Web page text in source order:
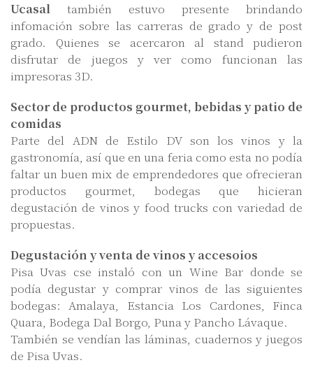
Ucasal también estuvo presente brindando
infomación sobre las carreras de grado y de post
grado. Quienes se acercaron al stand pudieron
disfrutar de juegos y ver como funcionan las
impresoras 3D.
Sector de productos gourmet, bebidas y patio de
comidas
Parte del ADN de Estilo DV son los vinos y la
gastronomía, así que en una feria como esta no podía
faltar un buen mix de emprendedores que ofrecieran
productos gourmet, bodegas que hicieran
degustación de vinos y food trucks con variedad de
propuestas.
Degustación y venta de vinos y accesoios
Pisa Uvas cse instaló con un Wine Bar donde se
podía degustar y comprar vinos de las siguientes
bodegas: Amalaya, Estancia Los Cardones, Finca
Quara, Bodega Dal Borgo, Puna y Pancho Lávaque.
También se vendían las láminas, cuadernos y juegos
de Pisa Uvas.